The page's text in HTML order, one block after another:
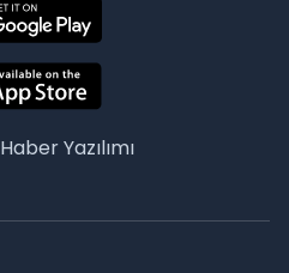
Haber Yazılımı